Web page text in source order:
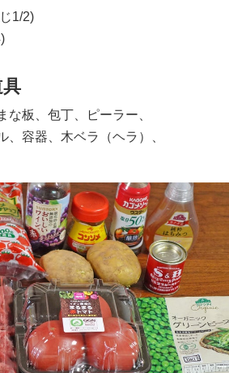
1/2)
な板、包丁、ピーラー、
、容器、木ベラ（ヘラ）、